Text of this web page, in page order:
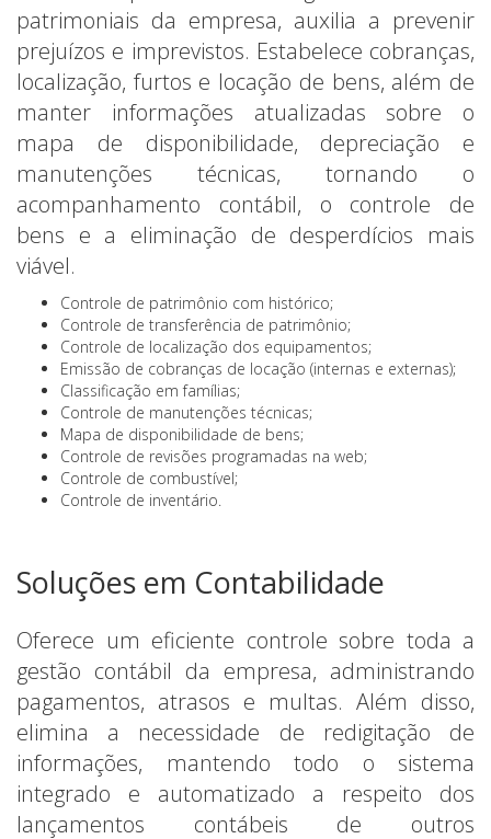
patrimoniais da empresa, auxilia a prevenir
prejuízos e imprevistos. Estabelece cobranças,
localização, furtos e locação de bens, além de
manter informações atualizadas sobre o
mapa de disponibilidade, depreciação e
manutenções técnicas, tornando o
acompanhamento contábil, o controle de
bens e a eliminação de desperdícios mais
viável.
Controle de patrimônio com histórico;
Controle de transferência de patrimônio;
Controle de localização dos equipamentos;
Emissão de cobranças de locação (internas e externas);
Classificação em famílias;
Controle de manutenções técnicas;
Mapa de disponibilidade de bens;
Controle de revisões programadas na web;
Controle de combustível;
Controle de inventário.
Soluções em Contabilidade
Oferece um eficiente controle sobre toda a
gestão contábil da empresa, administrando
pagamentos, atrasos e multas. Além disso,
elimina a necessidade de redigitação de
informações, mantendo todo o sistema
integrado e automatizado a respeito dos
lançamentos contábeis de outros